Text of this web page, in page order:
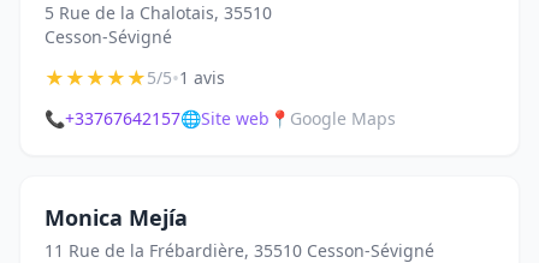
5 Rue de la Chalotais, 35510
Cesson-Sévigné
★★★★★5/5•1 avis
📞+33767642157🌐Site web 📍 Google Maps
Monica Mejía
11 Rue de la Frébardière, 35510 Cesson-Sévigné